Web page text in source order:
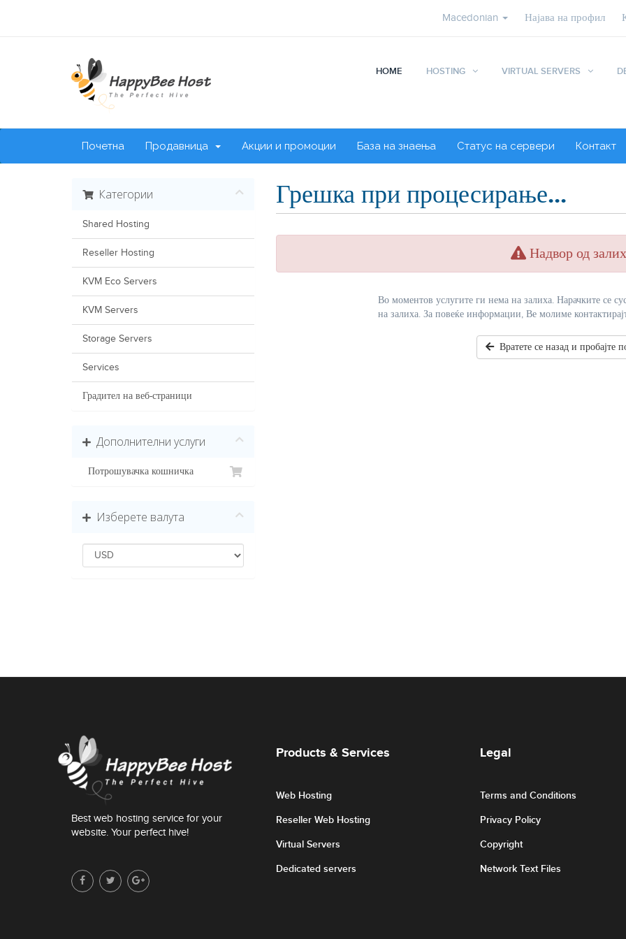
Macedonian Најава на профил
HOME HOSTING VIRTUAL SERVERS
Почетна Продавница Акции и промоции База на знаења Статус на сервери Контакт
Категории
Shared Hosting
Reseller Hosting
KVM Eco Servers
KVM Servers
Storage Servers
Services
Градител на веб-страници
Дополнителни услуги
Потрошувачка кошничка
Изберете валута
Грешка при процесирање...
Надвор од
Во моментов услугите ги нема на залиха. Нарачките се
на залиха. За повеќе информации, Ве молиме
Вратете се назад и пробајте
Best web hosting service for your
website. Your perfect hive!
Products & Services
Web Hosting
Reseller Web Hosting
Virtual Servers
Dedicated servers
Legal
Terms and Conditions
Privacy Policy
Copyright
Network Text Files